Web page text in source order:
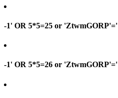
-1' OR 5*5=25 or 'ZtwmGORP'='
-1' OR 5*5=26 or 'ZtwmGORP'='